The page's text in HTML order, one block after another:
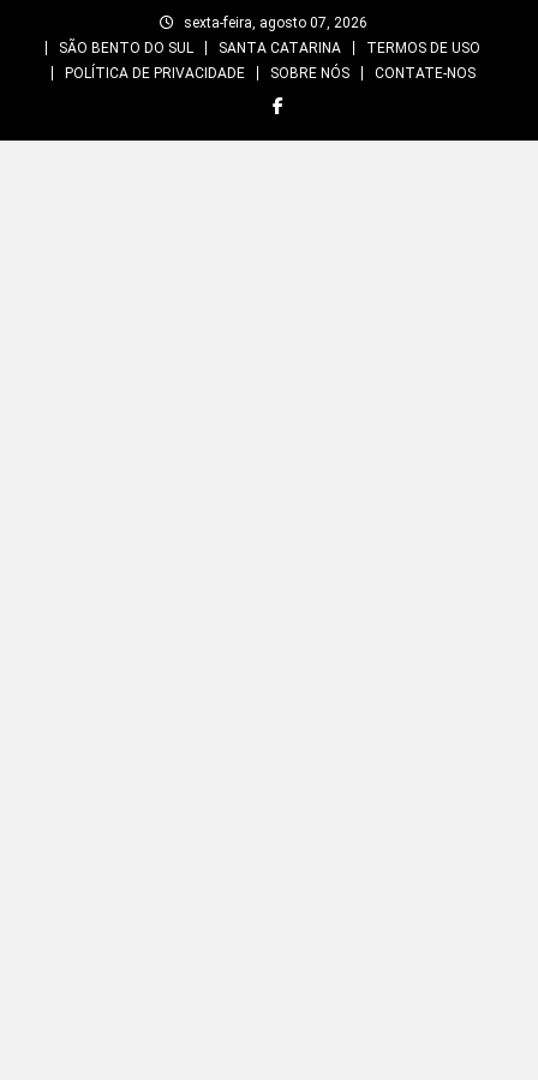
sexta-feira, agosto 07, 2026
SÃO BENTO DO SUL
SANTA CATARINA
TERMOS DE USO
POLÍTICA DE PRIVACIDADE
SOBRE NÓS CONTATE-NOS